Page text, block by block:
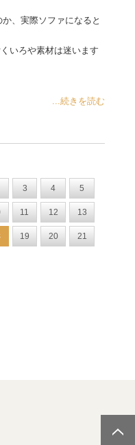
、実際ソファになると
いろや素材は迷います
...続きを読む
3 4 5
11 12 13
19 20 21